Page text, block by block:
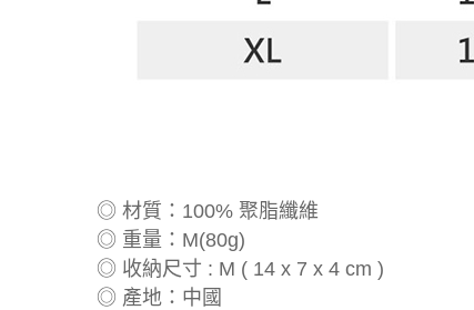
◎ 材質：100% 聚脂纖維
◎ 重量：M(80g)
◎ 收納尺寸 : M ( 14 x 7 x 4 cm )
◎ 產地：中國